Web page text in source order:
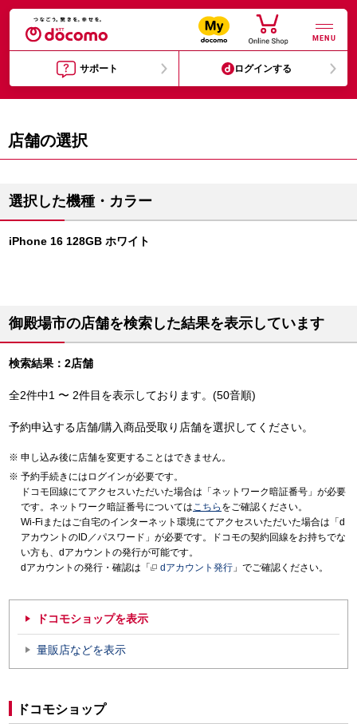
MENU
サポート ログインする
店舗の選択
選択した機種・カラー
iPhone 16 128GB ホワイト
御殿場市の店舗を検索した結果を表示しています
検索結果：2店舗
全2件中1 〜 2件目を表示しております。(50音順)
予約申込する店舗/購入商品受取り店舗を選択してください。
申し込み後に店舗を変更することはできません。
予約手続きにはログインが必要です。
ドコモ回線にてアクセスいただいた場合は「ネットワーク暗証番号」が必要
です。ネットワーク暗証番号についてはこちら をご確認ください。
Wi-Fiまたはご自宅のインターネット環境にてアクセスいただいた場合は「d
アカウントのID／パスワード」が必要です。ドコモの契約回線をお持ちでな
い方も、dアカウントの発行が可能です。
dアカウントの発行・確認は「
dアカウント発行 」でご確認ください。
ドコモショップを表示
量販店などを表示
ドコモショップ